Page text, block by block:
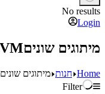
No results
Login
מיתוגים שוניםKVM
Home חנות מיתוגים שוניםKVM
Filter